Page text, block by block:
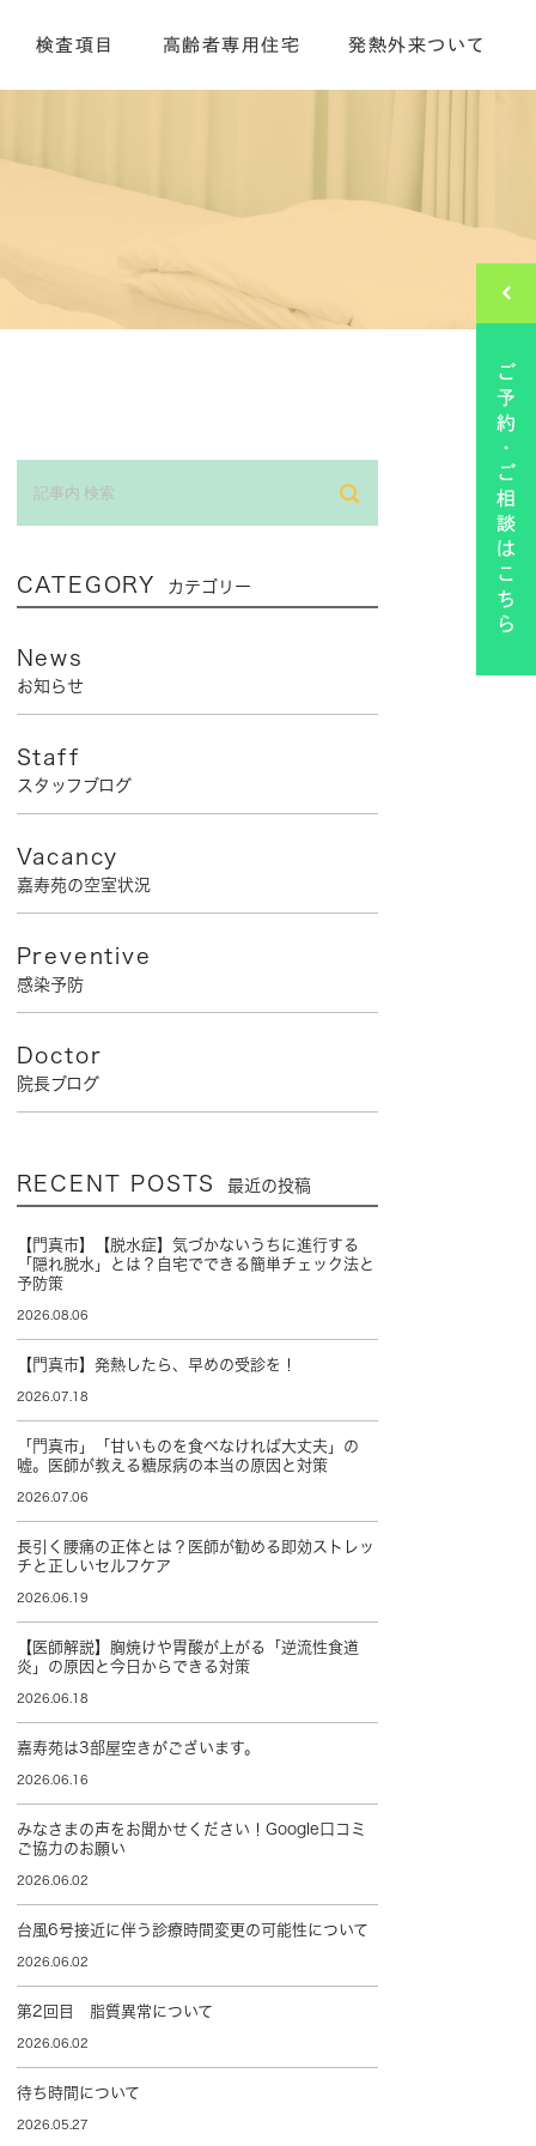
検査項目 高齢者専用住宅 発熱外来ついて
CATEGORY カテゴリー
News
お知らせ
Staff
スタッフブログ
Vacancy
嘉寿苑の空室状況
Preventive
感染予防
Doctor
院長ブログ
RECENT POSTS 最近の投稿
【門真市】【脱水症】気づかないうちに進行する
「隠れ脱水」とは？自宅でできる簡単チェック法と
予防策
2026.08.06
【門真市】発熱したら、早めの受診を！
2026.07.18
「門真市」「甘いものを食べなければ大丈夫」の
嘘。医師が教える糖尿病の本当の原因と対策
2026.07.06
長引く腰痛の正体とは？医師が勧める即効ストレッ
チと正しいセルフケア
2026.06.19
【医師解説】胸焼けや胃酸が上がる「逆流性食道
炎」の原因と今日からできる対策
2026.06.18
嘉寿苑は3部屋空きがございます。
2026.06.16
みなさまの声をお聞かせください！Google口コミ
ご協力のお願い
2026.06.02
台風6号接近に伴う診療時間変更の可能性について
2026.06.02
第2回目 脂質異常について
2026.06.02
待ち時間について
2026.05.27